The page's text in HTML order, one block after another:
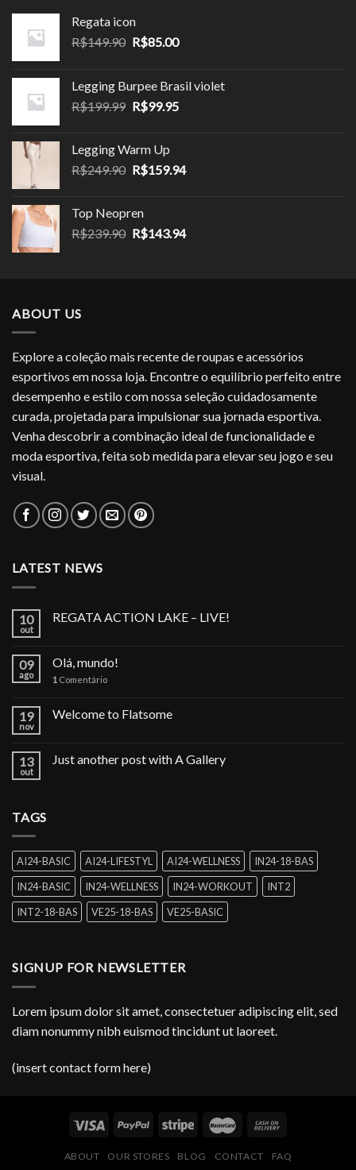
Regata icon
R$149.90 O
era:
R$149.90.
R$85.00O
é:
R$85.00.
Legging Burpee Brasil violet
R$199.99 O
era:
R$199.99.
R$99.95O
R$99.95.
Legging Warm Up
R$249.90 O
era:
R$249.90.
R$159.94O
R$159.94.
Top Neopren
R$239.90 O
R$143.94O
ABOUT US
Explore a coleção mais recente de roupas e acessórios
esportivos em nossa loja. Encontre o equilíbrio perfeito entre
desempenho e estilo com nossa seleção cuidadosamente
curada, projetada para impulsionar sua jornada esportiva.
Venha descobrir a combinação ideal de funcionalidade e
moda esportiva, feita sob medida para elevar seu jogo e seu
visual.
LATEST NEWS
10
out
REGATA ACTION LAKE – LIVE!
09
ago
Olá, mundo!
1 Comentário
19
nov
Welcome to Flatsome
13
out
Just another post with A Gallery
TAGS
AI24-BASIC AI24-LIFESTYL AI24-WELLNESS
IN24-18-BAS
IN24-BASIC
IN24-WELLNESS IN24-WORKOUT
INT2
INT2-18-BAS
VE25-18-BAS VE25-BASIC
SIGNUP FOR NEWSLETTER
Lorem ipsum dolor sit amet, consectetuer adipiscing elit, sed
diam nonummy nibh euismod tincidunt ut laoreet.
(insert contact form here)
ABOUT OUR STORES BLOG CONTACT FAQ